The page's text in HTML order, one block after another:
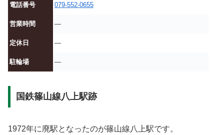
電話番号 079-552-0655
営業時間 —
定休日 —
駐輪場 —
国鉄篠山線八上駅跡
1972年に廃駅となったのが篠山線八上駅です。